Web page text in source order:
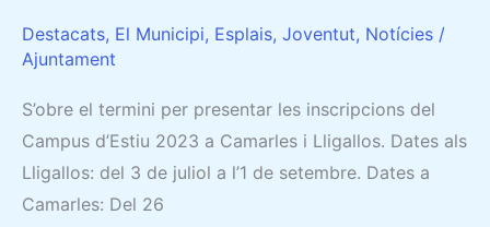
Destacats, El Municipi, Esplais, Joventut, Notícies /
Ajuntament
S’obre el termini per presentar les inscripcions del
Campus d’Estiu 2023 a Camarles i Lligallos. Dates als
Lligallos: del 3 de juliol a l’1 de setembre. Dates a
Camarles: Del 26